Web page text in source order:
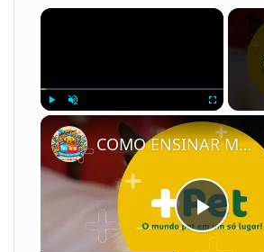
×
P
COMO ENSINAR MEU PET A FAZER XIXI NO LUGAR CERTO？